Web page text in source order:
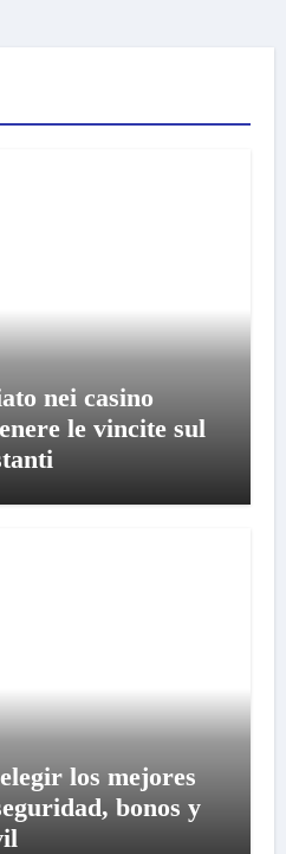
nei casino
le vincite sul
los mejores
bonos y